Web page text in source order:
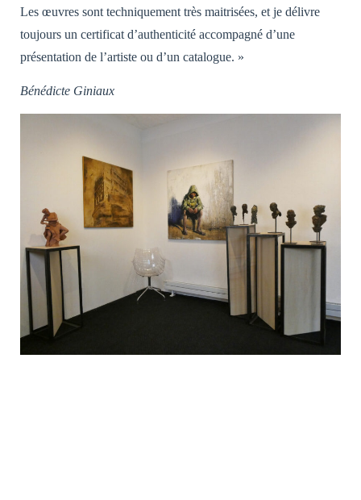
Les œuvres sont techniquement très maitrisées, et je délivre
toujours un certificat d’authenticité accompagné d’une
présentation de l’artiste ou d’un catalogue. »
Bénédicte Giniaux